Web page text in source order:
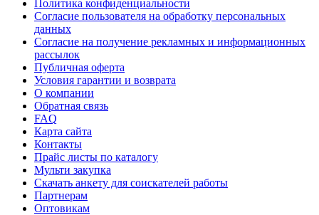
Политика конфиденциальности
Согласие пользователя на обработку персональных
данных
Согласие на получение рекламных и информационных
рассылок
Публичная оферта
Условия гарантии и возврата
О компании
Обратная связь
FAQ
Карта сайта
Контакты
Прайс листы по каталогу
Мульти закупка
Скачать анкету для соискателей работы
Партнерам
Оптовикам